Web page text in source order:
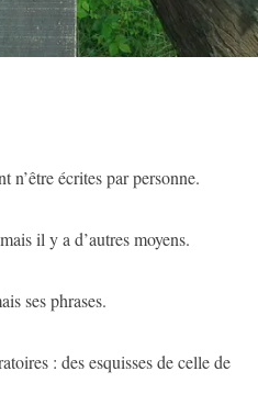
n’être écrites par personne.
il y a d’autres moyens.
ses phrases.
: des esquisses de celle de